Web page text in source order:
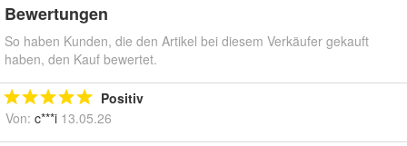
Bewertungen
So haben Kunden, die den Artikel bei diesem Verkäufer gekauft
haben, den Kauf bewertet.
Positiv
Von: c***i 13.05.26